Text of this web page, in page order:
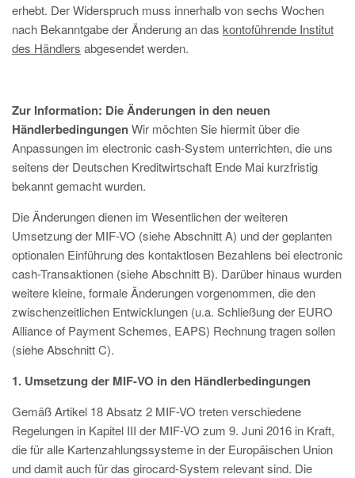
erhebt. Der Widerspruch muss innerhalb von sechs Wochen
nach Bekanntgabe der Änderung an das kontoführende Institut
des Händlers abgesendet werden.
Zur Information: Die Änderungen in den neuen
HändlerbedingungenWir möchten Sie hiermit über die
Anpassungen im electronic cash-System unterrichten, die uns
seitens der Deutschen Kreditwirtschaft Ende Mai kurzfristig
bekannt gemacht wurden.
Die Änderungen dienen im Wesentlichen der weiteren
Umsetzung der MIF-VO (siehe Abschnitt A) und der geplanten
optionalen Einführung des kontaktlosen Bezahlens bei electronic
cash-Transaktionen (siehe Abschnitt B). Darüber hinaus wurden
weitere kleine, formale Änderungen vorgenommen, die den
zwischenzeitlichen Entwicklungen (u.a. Schließung der EURO
Alliance of Payment Schemes, EAPS) Rechnung tragen sollen
(siehe Abschnitt C).
1. Umsetzung der MIF-VO in den Händlerbedingungen
Gemäß Artikel 18 Absatz 2 MIF-VO treten verschiedene
Regelungen in Kapitel III der MIF-VO zum 9. Juni 2016 in Kraft,
die für alle Kartenzahlungssysteme in der Europäischen Union
und damit auch für das girocard-System relevant sind. Die